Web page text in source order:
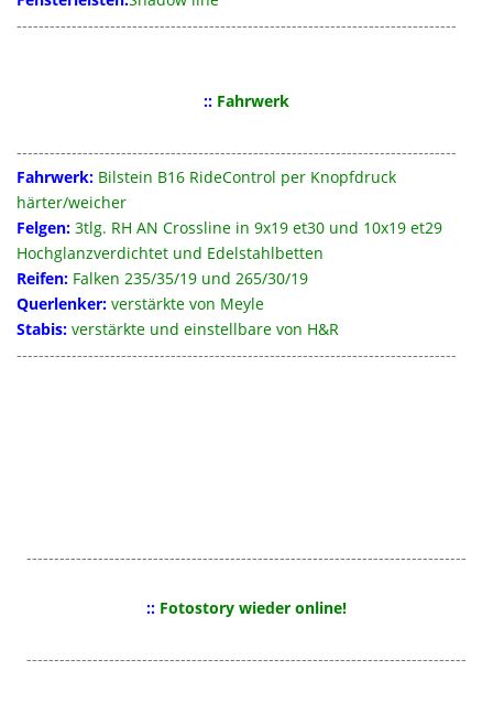
--------------------------------------------------------------------------------
:: Fahrwerk
--------------------------------------------------------------------------------
Fahrwerk: Bilstein B16 RideControl per Knopfdruck
härter/weicher
Felgen: 3tlg. RH AN Crossline in 9x19 et30 und 10x19 et29
Hochglanzverdichtet und Edelstahlbetten
Reifen: Falken 235/35/19 und 265/30/19
Querlenker: verstärkte von Meyle
Stabis: verstärkte und einstellbare von H&R
--------------------------------------------------------------------------------
--------------------------------------------------------------------------------
:: Fotostory wieder online!
--------------------------------------------------------------------------------